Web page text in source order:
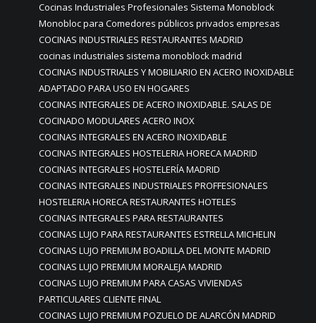
Cocinas Industriales Profesionales Sistema Monoblock
Monobloc para Comedores públicos privados empresas
COCINAS INDUSTRIALES RESTAURANTES MADRID
cocinas industriales sistema monoblock madrid
COCINAS INDUSTRIALES Y MOBILIARIO EN ACERO INOXIDABLE
ADAPTADO PARA USO EN HOGARES
COCINAS INTEGRALES DE ACERO INOXIDABLE. SALAS DE
COCINADO MODULARES ACERO INOX
COCINAS INTEGRALES EN ACERO INOXIDABLE
COCINAS INTEGRALES HOSTELERIA HORECA MADRID
COCINAS INTEGRALES HOSTELERÍA MADRID
COCINAS INTEGRALES INDUSTRIALES PROFFESIONALES
HOSTELERIA HORECA RESTAURANTES HOTELES
COCINAS INTEGRALES PARA RESTAURANTES
COCINAS LUJO PARA RESTAURANTES ESTRELLA MICHELIN
COCINAS LUJO PREMIUM BOADILLA DEL MONTE MADRID
COCINAS LUJO PREMIUM MORALEJA MADRID
COCINAS LUJO PREMIUM PARA CASAS VIVIENDAS
PARTICULARES CLIENTE FINAL
COCINAS LUJO PREMIUM POZUELO DE ALARCÓN MADRID